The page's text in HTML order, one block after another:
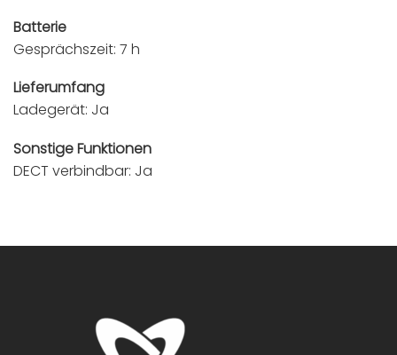
Batterie
Gesprächszeit: 7 h
Lieferumfang
Ladegerät: Ja
Sonstige Funktionen
DECT verbindbar: Ja